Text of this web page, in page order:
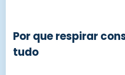
Por que respirar
tudo